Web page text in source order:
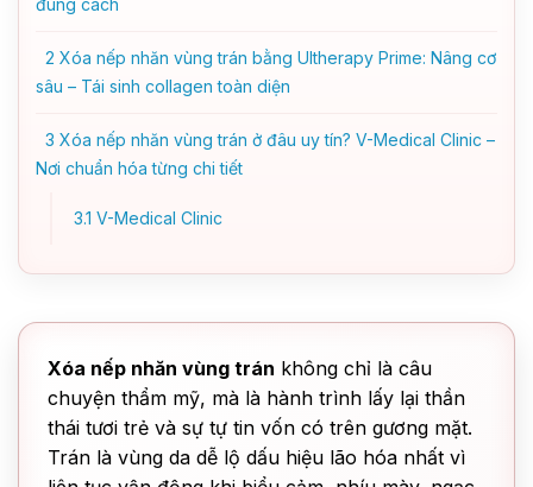
đúng cách
2 Xóa nếp nhăn vùng trán bằng Ultherapy Prime: Nâng cơ
sâu – Tái sinh collagen toàn diện
3 Xóa nếp nhăn vùng trán ở đâu uy tín? V-Medical Clinic –
Nơi chuẩn hóa từng chi tiết
3.1 V-Medical Clinic
Xóa nếp nhăn vùng trán không chỉ là câu
chuyện thẩm mỹ, mà là hành trình lấy lại thần
thái tươi trẻ và sự tự tin vốn có trên gương mặt.
Trán là vùng da dễ lộ dấu hiệu lão hóa nhất vì